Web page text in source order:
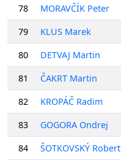
78
MORAVČÍK Peter
79
KLUS Marek
80
DETVAJ Martin
81
ČAKRT Martin
82
KROPÁČ Radim
83
GOGORA Ondrej
84
ŠOTKOVSKÝ Robert